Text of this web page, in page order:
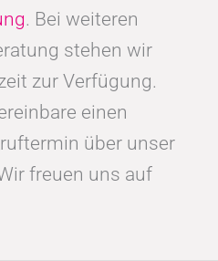
. Bei weiteren
stehen wir
zur Verfügung.
einen
über unser
freuen uns auf